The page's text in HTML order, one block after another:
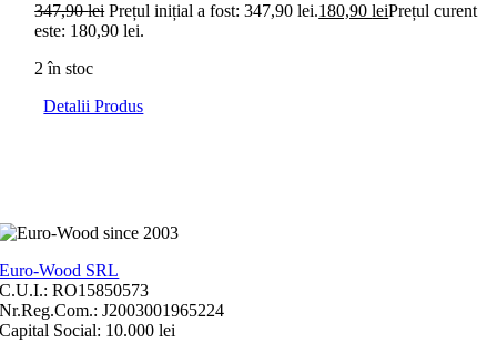
347,90lei Prețul inițial a fost: 347,90 lei.180,90leiPrețul curent
este: 180,90 lei.
2 în stoc
Detalii Produs
Euro-Wood SRL
C.U.I.: RO15850573
Nr.Reg.Com.: J2003001965224
Capital Social: 10.000 lei